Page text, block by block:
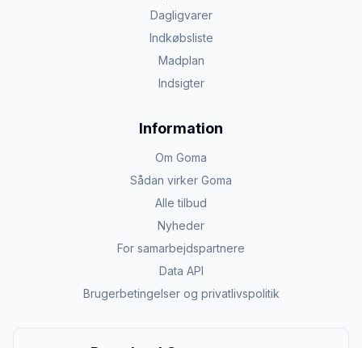
Dagligvarer
Indkøbsliste
Madplan
Indsigter
Information
Om Goma
Sådan virker Goma
Alle tilbud
Nyheder
For samarbejdspartnere
Data API
Brugerbetingelser og privatlivspolitik